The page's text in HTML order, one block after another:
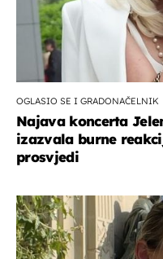
OGLASIO SE I GRADONAČELNIK
Najava koncerta
izazvala burne
prosvjedi